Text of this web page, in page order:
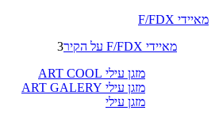
מאיידי F/FDX
מאיידי F/FDX על הקיר
3
מזגן עילי ART COOL
מזגן עילי ART GALERY
מזגן עילי